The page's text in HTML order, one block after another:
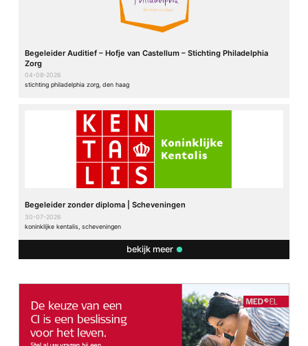
Begeleider Auditief – Hofje van Castellum – Stichting Philadelphia
Zorg
04-08-2026
stichting philadelphia zorg, den haag
Begeleider zonder diploma | Scheveningen
30-07-2026
koninklijke kentalis, scheveningen
bekijk meer